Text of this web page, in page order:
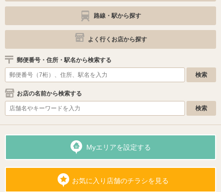
路線・駅から探す
よく行くお店から探す
郵便番号・住所・駅名から検索する
お店の名前から検索する
Myエリアを設定する
お気に入り店舗のチラシを見る